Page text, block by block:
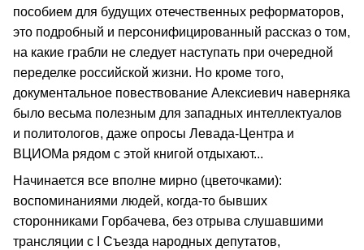
пособием для будущих отечественных реформаторов,
это подробный и персонифицированный рассказ о том,
на какие грабли не следует наступать при очередной
переделке российской жизни. Но кроме того,
документальное повествование Алексиевич наверняка
было весьма полезным для западных интеллектуалов
и политологов, даже опросы Левада-Центра и
ВЦИОМа рядом с этой книгой отдыхают...
Начинается все вполне мирно (цветочками):
воспоминаниями людей, когда-то бывших
сторонниками Горбачева, без отрыва слушавшими
трансляции с I Съезда народных депутатов,